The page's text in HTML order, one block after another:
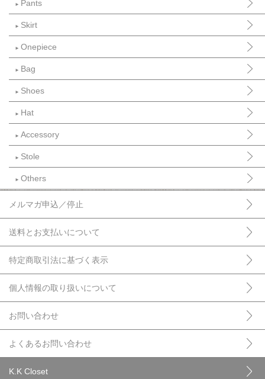
► Pants
► Skirt
► Onepiece
► Bag
► Shoes
► Hat
► Accessory
► Stole
► Others
メルマガ申込／停止
送料とお支払いについて
特定商取引法に基づく表示
個人情報の取り扱いについて
お問い合わせ
よくあるお問い合わせ
K.K Closet